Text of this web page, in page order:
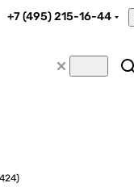
+7 (495) 215-16-44